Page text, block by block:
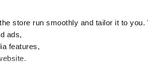
store run smoothly and tailor it to
ads,
features,